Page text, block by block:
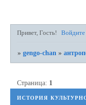
Привет, Гость! Войдите
»gengo-chan »
история
Страница: 1